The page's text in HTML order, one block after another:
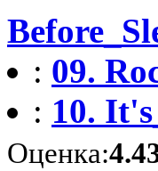
: 09.
: 10.
Оценка: